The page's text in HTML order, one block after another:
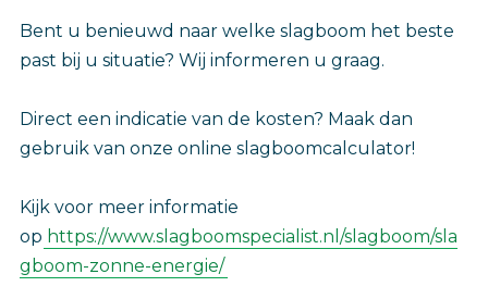
Bent u benieuwd naar welke slagboom het beste
past bij u situatie? Wij informeren u graag.
Direct een indicatie van de kosten? Maak dan
gebruik van onze online slagboomcalculator!
Kijk voor meer informatie
op https://www.slagboomspecialist.nl/slagboom/sla
gboom-zonne-energie/